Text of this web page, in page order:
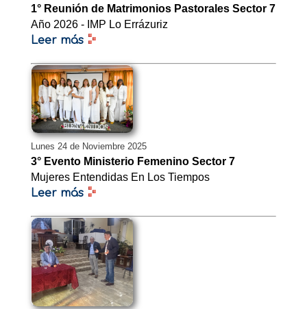
1° Reunión de Matrimonios Pastorales Sector 7
Año 2026 - IMP Lo Errázuriz
Leer más
Lunes 24 de Noviembre 2025
3° Evento Ministerio Femenino Sector 7
Mujeres Entendidas En Los Tiempos
Leer más